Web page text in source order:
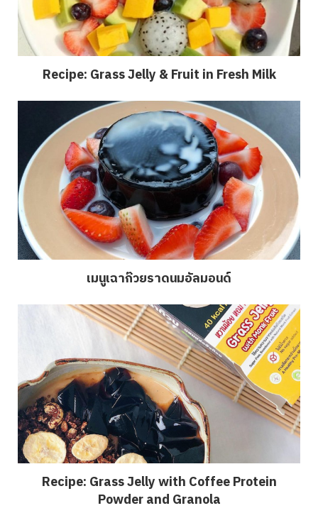
Recipe: Grass Jelly & Fruit in Fresh Milk
เมนูเฉาก๊วยราดนมอัลมอนด์
Recipe: Grass Jelly with Coffee Protein
Powder and Granola